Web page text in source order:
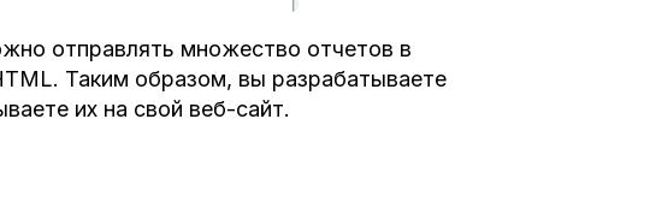
отправлять множество отчетов в
Таким образом, вы разрабатываете
их на свой веб-сайт.